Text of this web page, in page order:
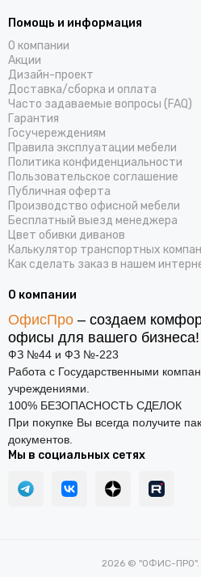
Помощь и информация
О компании
Акции
Дизайн-проект
Доставка/cборка и оплата
Часто задаваемые вопросы (FAQ)
Гарантия
Госучереждениям
Правила эксплуатации мебели
Политика конфиденциальности
Пользовательское соглашение
Публичная оферта
Производство офисной мебели
Бесплатный выезд менеджера
Цвет обивки диванов
Калькулятор транспортных
Как сделать заказ в нашем
О компании
ОфисПро – создаем
офисы для вашего бизнеса!
ФЗ №44 и ФЗ №-223
Работа с Государственными
учреждениями.
100% БЕЗОПАСНОСТЬ СДЕЛОК
При покупке Вы всегда получите
документов.
Мы в социальных сетях
2026 © "ОФИС-ПРО".